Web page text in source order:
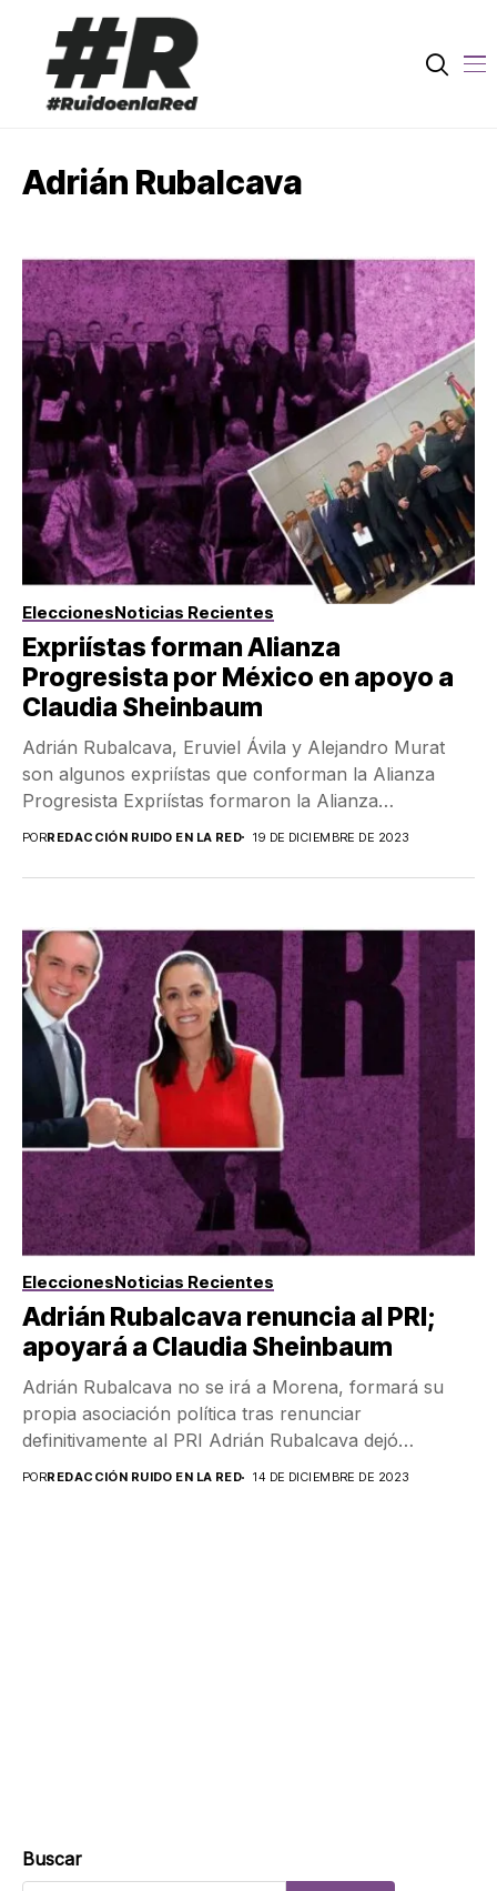
Adrián Rubalcava
EleccionesNoticias Recientes
Expriístas forman Alianza
Progresista por México en apoyo a
Claudia Sheinbaum
Adrián Rubalcava, Eruviel Ávila y Alejandro Murat
son algunos expriístas que conforman la Alianza
Progresista Expriístas formaron la Alianza
Progresista por México, organización...
PORREDACCIÓN RUIDO EN LA RED 19 DE DICIEMBRE DE 2023
EleccionesNoticias Recientes
Adrián Rubalcava renuncia al PRI;
apoyará a Claudia Sheinbaum
Adrián Rubalcava no se irá a Morena, formará su
propia asociación política tras renunciar
definitivamente al PRI Adrián Rubalcava dejó
formalmente al Partido...
PORREDACCIÓN RUIDO EN LA RED 14 DE DICIEMBRE DE 2023
Buscar